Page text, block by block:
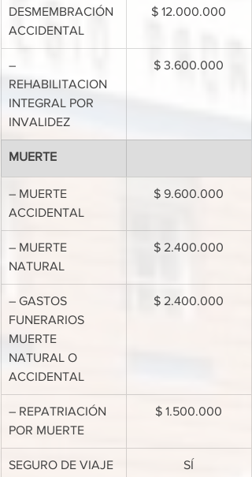
DESMEMBRACIÓN
ACCIDENTAL
$ 12.000.000
–
REHABILITACION
INTEGRAL POR
INVALIDEZ
$ 3.600.000
MUERTE
– MUERTE
ACCIDENTAL
$ 9.600.000
– MUERTE
NATURAL
$ 2.400.000
– GASTOS
FUNERARIOS
MUERTE
NATURAL O
ACCIDENTAL
$ 2.400.000
– REPATRIACIÓN
POR MUERTE
$ 1.500.000
SEGURO DE VIAJE SÍ